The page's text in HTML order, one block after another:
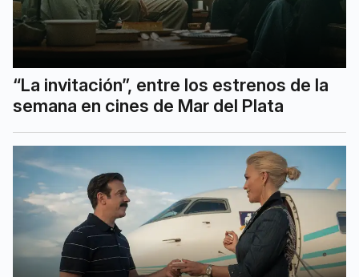
“La invitación”, entre los estrenos de la
semana en cines de Mar del Plata